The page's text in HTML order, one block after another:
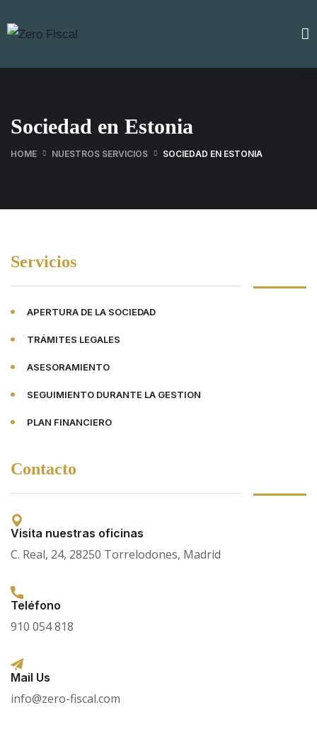
Sociedad en Estonia
HOME NUESTROS SERVICIOS SOCIEDAD EN ESTONIA
Servicios
APERTURA DE LA SOCIEDAD
TRÁMITES LEGALES
ASESORAMIENTO
SEGUIMIENTO DURANTE LA GESTION
PLAN FINANCIERO
Contacto
Visita nuestras oficinas
C. Real, 24, 28250 Torrelodones, Madrid
Teléfono
910 054 818
Mail Us
info@zero-fiscal.com